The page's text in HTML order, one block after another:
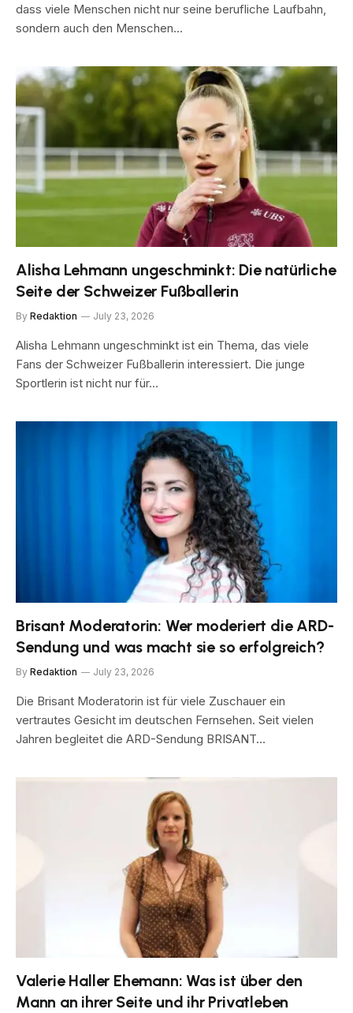
dass viele Menschen nicht nur seine berufliche Laufbahn,
sondern auch den Menschen…
Alisha Lehmann ungeschminkt: Die natürliche
Seite der Schweizer Fußballerin
By Redaktion July 23, 2026
Alisha Lehmann ungeschminkt ist ein Thema, das viele
Fans der Schweizer Fußballerin interessiert. Die junge
Sportlerin ist nicht nur für…
Brisant Moderatorin: Wer moderiert die ARD-
Sendung und was macht sie so erfolgreich?
By Redaktion July 23, 2026
Die Brisant Moderatorin ist für viele Zuschauer ein
vertrautes Gesicht im deutschen Fernsehen. Seit vielen
Jahren begleitet die ARD-Sendung BRISANT…
Valerie Haller Ehemann: Was ist über den
Mann an ihrer Seite und ihr Privatleben